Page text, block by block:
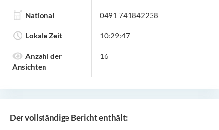
National 0491 741842238
Lokale Zeit 10:29:47
Anzahl der
Ansichten
16
Der vollständige Bericht enthält: